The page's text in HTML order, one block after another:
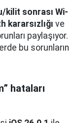
kilit sonrası Wi-
kararsızlığı ve
paylaşıyor.
bu sorunların
hataları